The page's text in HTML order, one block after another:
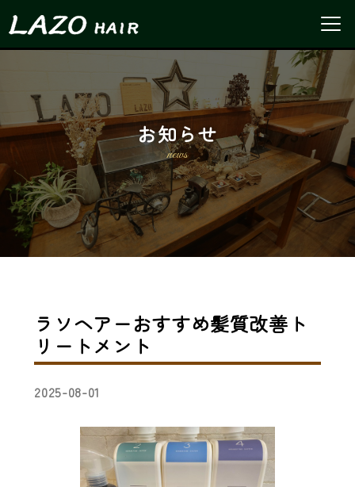
お知らせ
news
ラソヘアーおすすめ髪質改善ト
リートメント
2025-08-01